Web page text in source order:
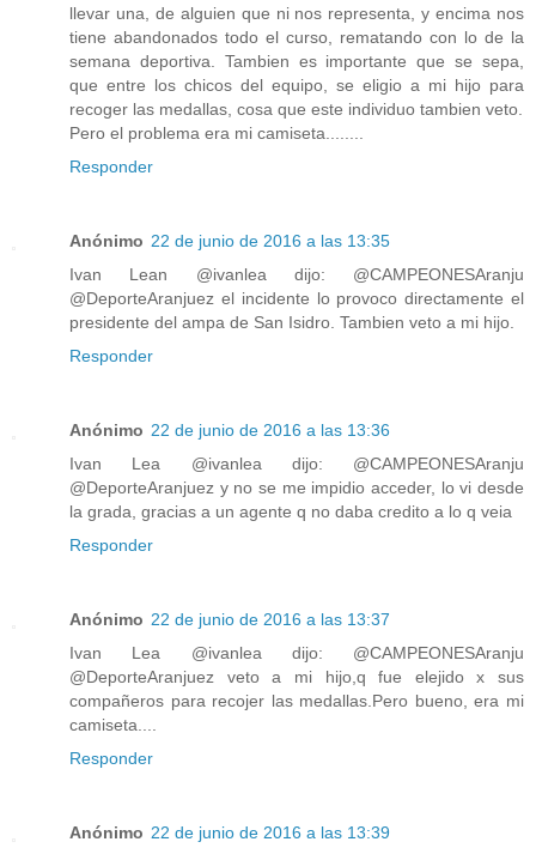
llevar una, de alguien que ni nos representa, y encima nos
tiene abandonados todo el curso, rematando con lo de la
semana deportiva. Tambien es importante que se sepa,
que entre los chicos del equipo, se eligio a mi hijo para
recoger las medallas, cosa que este individuo tambien veto.
Pero el problema era mi camiseta........
Responder
Anónimo 22 de junio de 2016 a las 13:35
Ivan Lean @ivanlea dijo: @CAMPEONESAranju
@DeporteAranjuez el incidente lo provoco directamente el
presidente del ampa de San Isidro. Tambien veto a mi hijo.
Responder
Anónimo 22 de junio de 2016 a las 13:36
Ivan Lea ‏@ivanlea dijo: @CAMPEONESAranju
@DeporteAranjuez y no se me impidio acceder, lo vi desde
la grada, gracias a un agente q no daba credito a lo q veia
Responder
Anónimo 22 de junio de 2016 a las 13:37
Ivan Lea @ivanlea dijo: @CAMPEONESAranju
@DeporteAranjuez veto a mi hijo,q fue elejido x sus
compañeros para recojer las medallas.Pero bueno, era mi
camiseta....
Responder
Anónimo 22 de junio de 2016 a las 13:39